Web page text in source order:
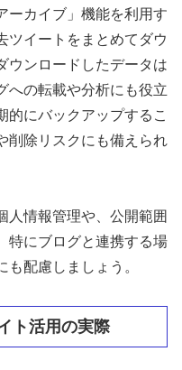
ーカイブ」機能を利用す
ツイートをまとめてダウ
ウンロードしたデータは
への転載や分析にも役立
的にバックアップするこ
削除リスクにも備えられ
人情報管理や、公開範囲
特にブログと連携する場
配慮しましょう。
ト活用の実際